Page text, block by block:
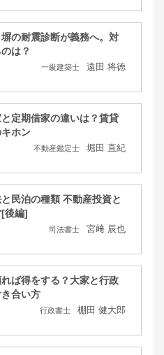
の耐震診断が義務へ。対
は？
一級建築士 遠田 将徳
定期借家の違いは？賃貸
ホン
不動産鑑定士 堀田 直紀
民泊の種類 不動産投資と
[後編]
司法書士 宮﨑 辰也
れば得をする？大家と行政
合い方
行政書士 棚田 健大郎